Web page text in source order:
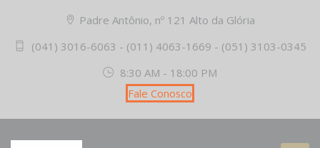
Padre Antônio, nº 121 Alto da Glória
(041) 3016-6063 - (011) 4063-1669 - (051) 3103-0345
8:30 AM - 18:00 PM
Fale Conosco